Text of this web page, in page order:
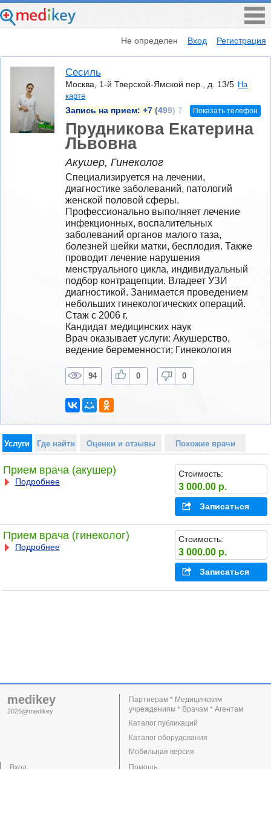
Не определен Вход Регистрация
Сесиль
Москва, 1-й Тверской-Ямской пер., д. 13/5 На
карте
Запись на прием: +7 (499) 7 Показать телефон
Прудникова Екатерина
Львовна
Акушер, Гинеколог
Специализируется на лечении,
диагностике заболеваний, патологий
женской половой сферы.
Профессионально выполняет лечение
инфекционных, воспалительных
заболеваний органов малого таза,
болезней шейки матки, бесплодия. Также
проводит лечение нарушения
менструального цикла, индивидуальный
подбор контрацепции. Владеет УЗИ
диагностикой. Занимается проведением
небольших гинекологических операций.
Стаж с 2006 г.
Кандидат медицинских наук
Врач оказывает услуги: Акушерство,
ведение беременности; Гинекология
94 0 0
Услуги Где найти Оценки и отзывы Похожие врачи
Прием врача (акушер)
Подробнее
Стоимость:
3 000.00 р.
Записаться
Прием врача (гинеколог)
Подробнее
Стоимость:
3 000.00 р.
Записаться
medikey
2026@medikey
Вход
Партнерам * Медицинским
учреждениям * Врачам * Агентам
Каталог публикаций
Каталог оборудования
Мобильная версия
Помощь